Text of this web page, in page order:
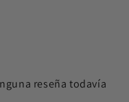
reseña todavía